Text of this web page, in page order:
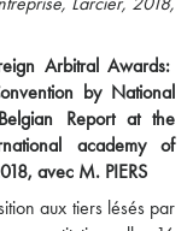
Arbitral Awards:
by National
Report at the
academy of
avec M. PIERS
aux tiers lésés par